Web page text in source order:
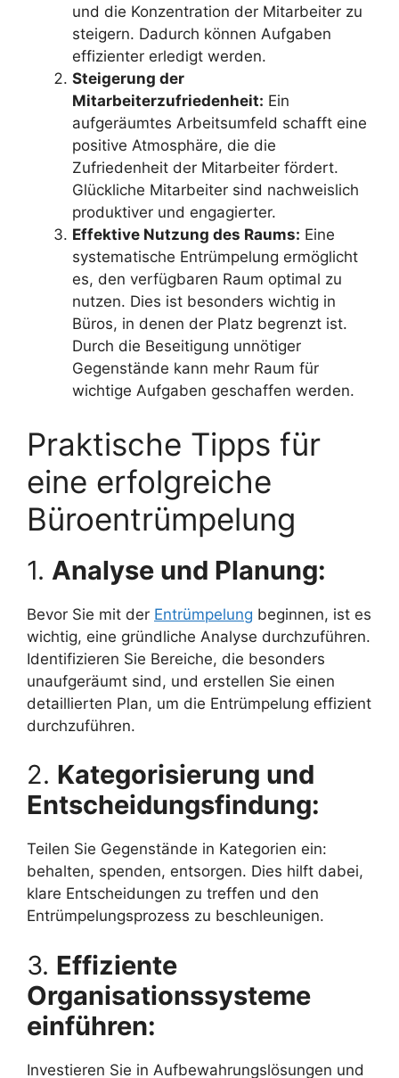
und die Konzentration der Mitarbeiter zu
steigern. Dadurch können Aufgaben
effizienter erledigt werden.
Steigerung der
Mitarbeiterzufriedenheit: Ein
aufgeräumtes Arbeitsumfeld schafft eine
positive Atmosphäre, die die
Zufriedenheit der Mitarbeiter fördert.
Glückliche Mitarbeiter sind nachweislich
produktiver und engagierter.
Effektive Nutzung des Raums: Eine
systematische Entrümpelung ermöglicht
es, den verfügbaren Raum optimal zu
nutzen. Dies ist besonders wichtig in
Büros, in denen der Platz begrenzt ist.
Durch die Beseitigung unnötiger
Gegenstände kann mehr Raum für
wichtige Aufgaben geschaffen werden.
Praktische Tipps für
eine erfolgreiche
Büroentrümpelung
1. Analyse und Planung:
Bevor Sie mit der Entrümpelung beginnen, ist es
wichtig, eine gründliche Analyse durchzuführen.
Identifizieren Sie Bereiche, die besonders
unaufgeräumt sind, und erstellen Sie einen
detaillierten Plan, um die Entrümpelung effizient
durchzuführen.
2. Kategorisierung und
Entscheidungsfindung:
Teilen Sie Gegenstände in Kategorien ein:
behalten, spenden, entsorgen. Dies hilft dabei,
klare Entscheidungen zu treffen und den
Entrümpelungsprozess zu beschleunigen.
3. Effiziente
Organisationssysteme
einführen:
Investieren Sie in Aufbewahrungslösungen und